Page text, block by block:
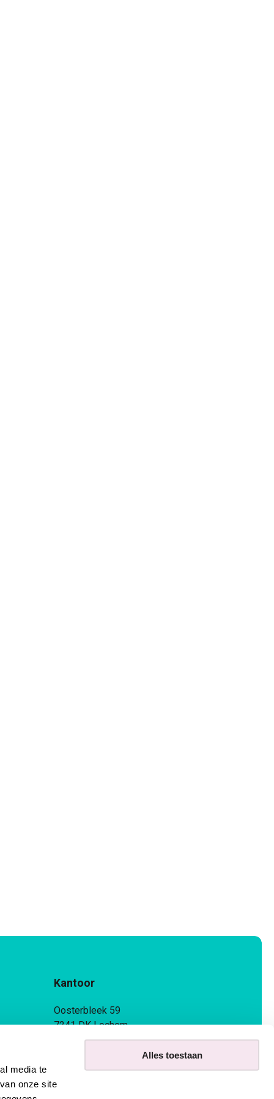
media te
onze site
Alles toestaan
Kantoor
Oosterbleek 59
7241 DK Lochem
info@flexmakers.nl